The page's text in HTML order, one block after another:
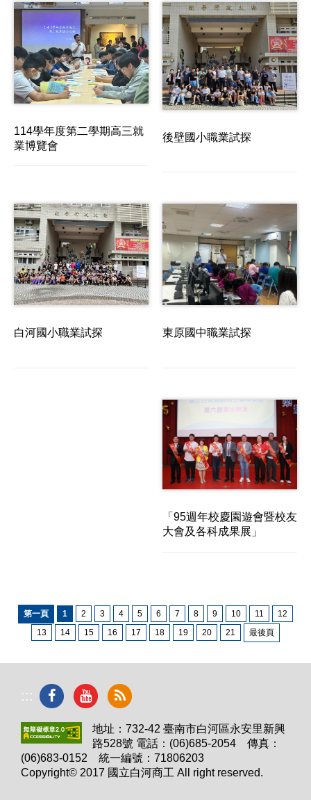
114學年度第二學期高三就
業博覽會
後壁國小職業試探
白河國小職業試探 東原國中職業試探
「95週年校慶園遊會暨校友
大會及各科成果展」
第一頁 1 2 3 4 5 6 7 8 9 10 11
12
13
14 15 16 17 18 19 20 21 最後頁
:::
地址：732-42 臺南市白河區永安里新興
路528號 電話：(06)685-2054 傳真：
(06)683-0152 統一編號：71806203
Copyright© 2017 國立白河商工 All right reserved.